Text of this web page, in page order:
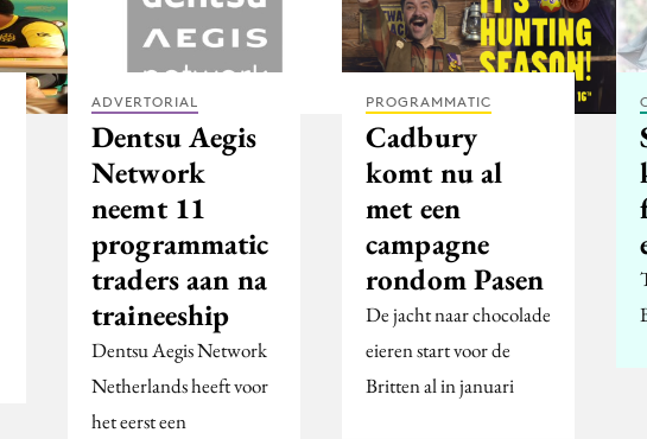
ADVERTORIAL
Dentsu Aegis
Network
neemt 11
programmatic
traders aan na
traineeship
Dentsu Aegis Network
Netherlands heeft voor
het eerst een
PROGRAMMATIC
Cadbury
komt nu al
met een
campagne
rondom Pasen
De jacht naar chocolade
eieren start voor de
Britten al in januari